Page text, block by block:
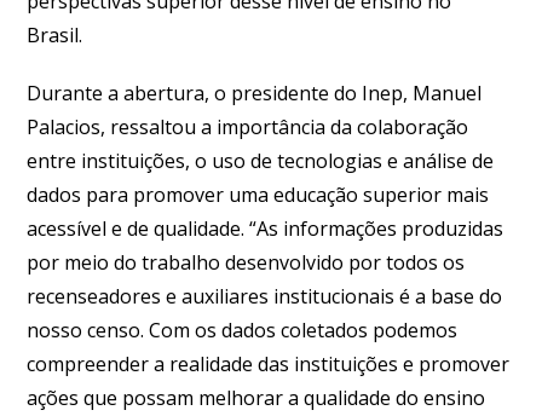
Brasil.
Durante a abertura, o presidente do Inep, Manuel
Palacios, ressaltou a importância da colaboração
entre instituições, o uso de tecnologias e análise de
dados para promover uma educação superior mais
acessível e de qualidade. “As informações produzidas
por meio do trabalho desenvolvido por todos os
recenseadores e auxiliares institucionais é a base do
nosso censo. Com os dados coletados podemos
compreender a realidade das instituições e promover
ações que possam melhorar a qualidade do ensino